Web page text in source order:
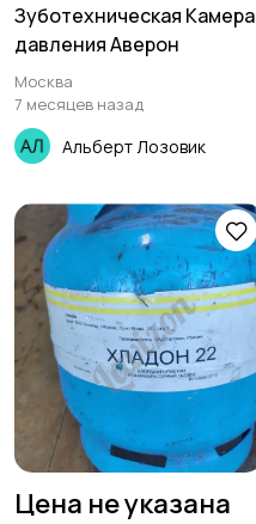
Зуботехническая Камера
давления Аверон
Москва
7 месяцев назад
Альберт Лозовик
Цена не указана